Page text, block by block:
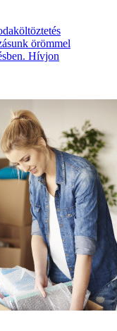
örömmel
Hívjon